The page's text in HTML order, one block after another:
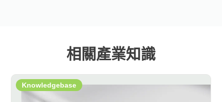
相關產業知識
Knowledgebase